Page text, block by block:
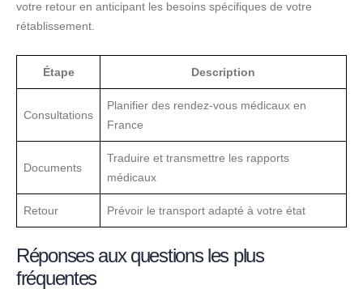
votre retour en anticipant les besoins spécifiques de votre
rétablissement.
Étape Description
Consultations
Planifier des rendez-vous médicaux en
France
Documents
Traduire et transmettre les rapports
médicaux
Retour Prévoir le transport adapté à votre état
Réponses aux questions les plus
fréquentes